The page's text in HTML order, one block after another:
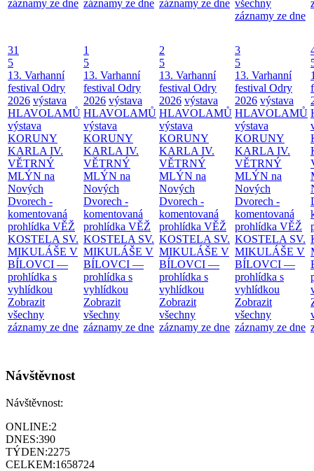
záznamy ze dne záznamy ze dne záznamy ze dne všechny
záznamy ze dne
31
5
13. Varhanní
festival Odry
2026 výstava
HLAVOLAMŮ
výstava
KORUNY
KARLA IV.
VĚTRNÝ
MLÝN na
Nových
Dvorech -
komentovaná
prohlídka VĚŽ
KOSTELA SV.
MIKULÁŠE V
BÍLOVCI —
prohlídka s
vyhlídkou
Zobrazit
všechny
záznamy ze dne
1
5
13. Varhanní
festival Odry
2026 výstava
HLAVOLAMŮ
výstava
KORUNY
KARLA IV.
VĚTRNÝ
MLÝN na
Nových
Dvorech -
komentovaná
prohlídka VĚŽ
KOSTELA SV.
MIKULÁŠE V
BÍLOVCI —
prohlídka s
vyhlídkou
Zobrazit
všechny
záznamy ze dne
2
5
13. Varhanní
festival Odry
2026 výstava
HLAVOLAMŮ
výstava
KORUNY
KARLA IV.
VĚTRNÝ
MLÝN na
Nových
Dvorech -
komentovaná
prohlídka VĚŽ
KOSTELA SV.
MIKULÁŠE V
BÍLOVCI —
prohlídka s
vyhlídkou
Zobrazit
všechny
záznamy ze dne
3
5
13. Varhanní
festival Odry
2026 výstava
HLAVOLAMŮ
výstava
KORUNY
KARLA IV.
VĚTRNÝ
MLÝN na
Nových
Dvorech -
komentovaná
prohlídka VĚŽ
KOSTELA SV.
MIKULÁŠE V
BÍLOVCI —
prohlídka s
vyhlídkou
Zobrazit
všechny
záznamy ze dne
Návštěvnost
Návštěvnost:
ONLINE:2
DNES:390
TÝDEN:2275
CELKEM:1658724